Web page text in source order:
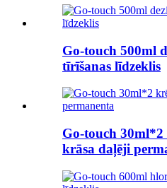
Go-touch 500ml
tīrīšanas līdzeklis
Go-touch
krāsa daļēji